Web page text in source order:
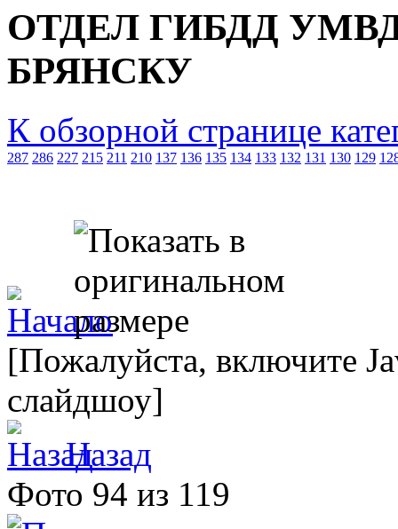
ОТДЕЛ ГИБДД
БРЯНСКУ
К обзорной странице
287 286 227 215 211 210 137 136 135 134 133 132 131 130 129
[Пожалуйста, включите
слайдшоу]
Назад
Фото 94 из 119